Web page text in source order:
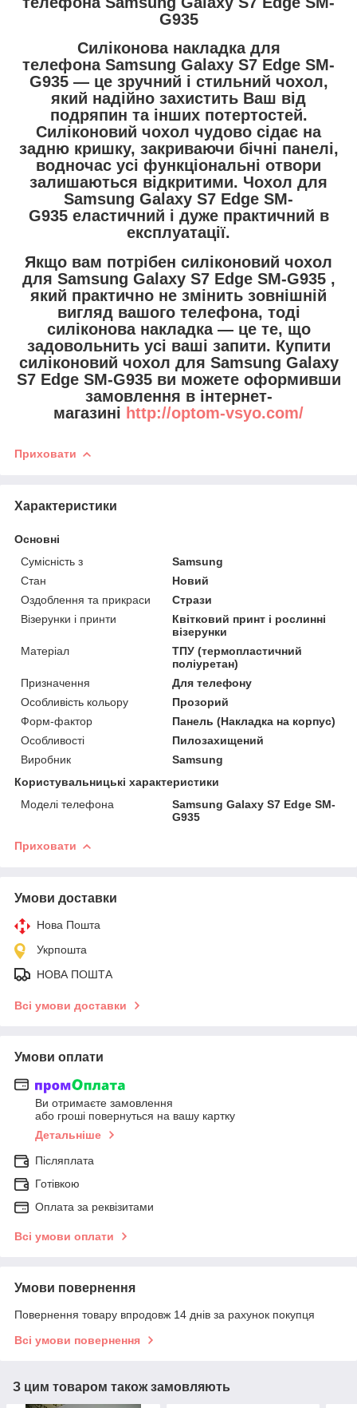
G935
Силіконова накладка для
телефона Samsung Galaxy S7 Edge SM-
G935 — це зручний і стильний чохол,
який надійно захистить Ваш від
подряпин та інших потертостей.
Силіконовий чохол чудово сідає на
задню кришку, закриваючи бічні панелі,
водночас усі функціональні отвори
залишаються відкритими. Чохол для
Samsung Galaxy S7 Edge SM-
G935 еластичний і дуже практичний в
експлуатації.
Якщо вам потрібен силіконовий чохол
для Samsung Galaxy S7 Edge SM-G935 ,
який практично не змінить зовнішній
вигляд вашого телефона, тоді
силіконова накладка — це те, що
задовольнить усі ваші запити. Купити
силіконовий чохол для Samsung Galaxy
S7 Edge SM-G935 ви можете оформивши
замовлення в інтернет-
магазині http://optom-vsyo.com/
Приховати
Характеристики
Основні
Сумісність з
Samsung
Стан
Новий
Оздоблення та прикраси
Стрази
Візерунки і принти
Квітковий принт і рослинні
візерунки
Матеріал
ТПУ (термопластичний
поліуретан)
Призначення
Для телефону
Особливість кольору
Прозорий
Форм-фактор
Панель (Накладка на корпус)
Особливості
Пилозахищений
Виробник
Samsung
Користувальницькі характеристики
Моделі телефона
Samsung Galaxy S7 Edge SM-
G935
Приховати
Умови доставки
Нова Пошта
Укрпошта
НОВА ПОШТА
Всі умови доставки
Умови оплати
Ви отримаєте замовлення
або гроші повернуться на вашу картку
Детальніше
Післяплата
Готівкою
Оплата за реквізитами
Всі умови оплати
Умови повернення
Повернення товару впродовж 14 днів за рахунок покупця
Всі умови повернення
З цим товаром також замовляють